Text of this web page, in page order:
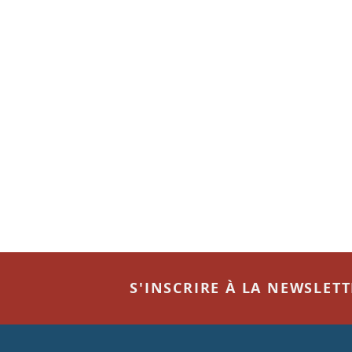
S'INSCRIRE À LA